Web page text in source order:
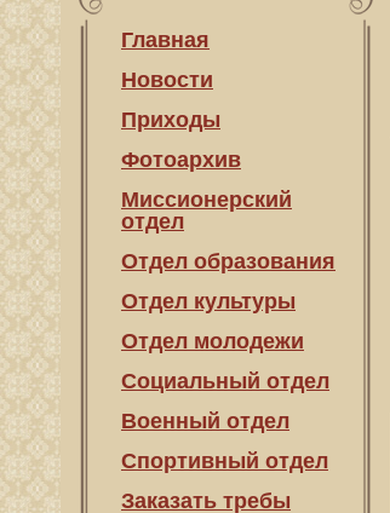
Главная
Новости
Приходы
Фотоархив
Миссионерский
отдел
Отдел образования
Отдел культуры
Отдел молодежи
Социальный отдел
Военный отдел
Спортивный отдел
Заказать требы